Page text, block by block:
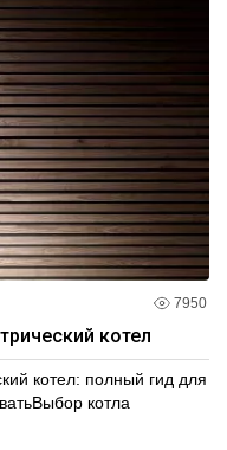
7950
котел
котел: полный гид для
котла